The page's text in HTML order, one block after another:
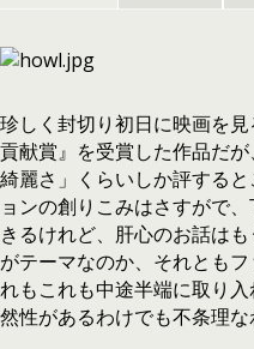
珍しく封切り初日に映画を
貢献賞』を受賞した作品だ
綺麗さ」くらいしか評する
ョンの創りこみはさすがで
きるけれど、肝心のお話は
がテーマなのか、それとも
れもこれも中途半端に取り
然性があるわけでも不条理な